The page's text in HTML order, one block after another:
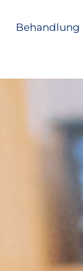
Behandlung